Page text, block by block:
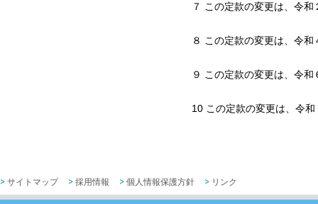
７ この定款の変更は、令
８ この定款の変更は、令
９ この定款の変更は、令
10 この定款の変更は、令
サイトマップ 採用情報 個人情報保護方針 リンク